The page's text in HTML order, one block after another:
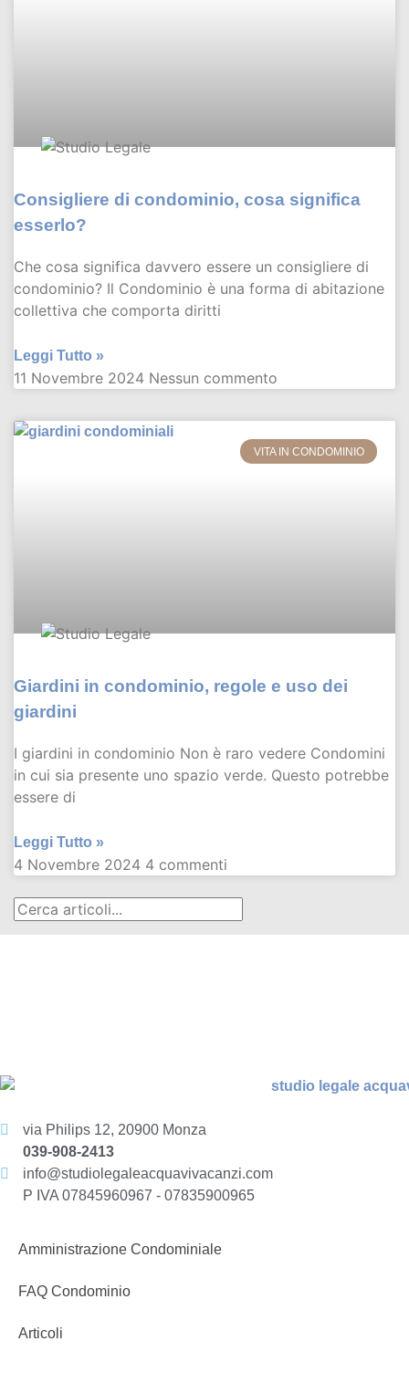
Consigliere di condominio, cosa significa
esserlo?
Che cosa significa davvero essere un consigliere di
condominio? Il Condominio è una forma di abitazione
collettiva che comporta diritti
Leggi Tutto »
11 Novembre 2024 Nessun commento
VITA IN CONDOMINIO
Giardini in condominio, regole e uso dei
giardini
I giardini in condominio Non è raro vedere Condomini
in cui sia presente uno spazio verde. Questo potrebbe
essere di
Leggi Tutto »
4 Novembre 2024 4 commenti
via Philips 12, 20900 Monza
039-908-2413
info@studiolegaleacquavivacanzi.com
P IVA 07845960967 - 07835900965
Amministrazione Condominiale
FAQ Condominio
Articoli